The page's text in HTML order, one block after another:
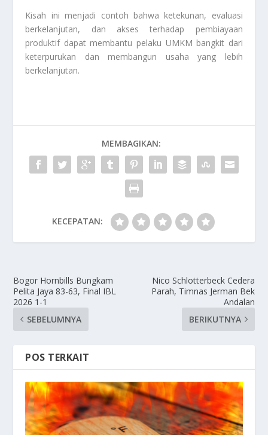
Kisah ini menjadi contoh bahwa ketekunan, evaluasi
berkelanjutan, dan akses terhadap pembiayaan
produktif dapat membantu pelaku UMKM bangkit dari
keterpurukan dan membangun usaha yang lebih
berkelanjutan.
MEMBAGIKAN:
KECEPATAN:
Bogor Hornbills Bungkam
Pelita Jaya 83-63, Final IBL
2026 1-1
SEBELUMNYA
Nico Schlotterbeck Cedera
Parah, Timnas Jerman Bek
Andalan
BERIKUTNYA
POS TERKAIT